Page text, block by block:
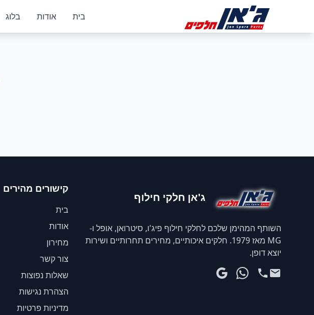
בית
אודות בלוג
ג'אן חלקי חילוף
השותף המהימן שלכם לחלקי חילוף פיג'ו, סיטרואן, אופל ו-
MG מאז 1979. חלקים איכותיים, מחירים תחרותיים ושירות
יוצא דופן.
קישורים מהירים
בית
אודות
מחירון
צור קשר
שאלות נפוצות
הצהרת נגישות
מדיניות פרטיות